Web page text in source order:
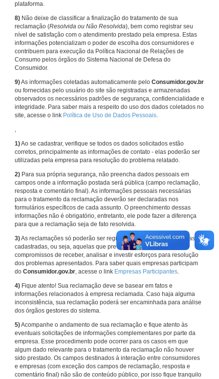
plataforma.
8) Não deixe de classificar a finalização do tratamento de sua
reclamação (Resolvida ou Não Resolvida), bem como registrar seu
nível de satisfação com o atendimento prestado pela empresa. Estas
informações potencializam o poder de escolha dos consumidores e
contribuem para execução da Política Nacional de Relações de
Consumo pelos órgãos do Sistema Nacional de Defesa do
Consumidor.
9)As informações coletadas automaticamente pelo Consumidor.gov.br
ou fornecidas pelo usuário do site são registradas e armazenadas
observados os necessários padrões de segurança, confidencialidade e
integridade. Para saber mais a respeito do uso dos dados coletados no
site, acesse o link Política de Uso de Dados Pessoais.
,
1)Ao se cadastrar, verifique se todos os dados solicitados estão
corretos, principalmente as informações de contato - elas poderão ser
utilizadas pela empresa para resolução do problema relatado.
2) Para sua própria segurança, não preencha dados pessoais em
campos onde a informação postada será pública (campo reclamação,
resposta e comentário final). As informações pessoais necessárias
para o tratamento da reclamação deverão ser declaradas nos
formulários específicos de cada assunto. O preenchimento dessas
informações não é obrigatório, entretanto, ele pode fazer a diferença
para que a reclamação seja de fato resolvida.
3)As reclamações só poderão ser registradas em face de empresas
cadastradas, ou seja, aquelas que previamente assumiram
compromissos de receber, analisar e investir esforços para resolução
dos problemas apresentados. Para saber quais empresas participam
do Consumidor.gov.br, acesse o link Empresas Participantes.
4) Fique atento! Sua reclamação deve se basear em fatos e
informações relacionados à empresa reclamada. Caso haja alguma
inconsistência, sua reclamação poderá ser encaminhada para análise
dos órgãos gestores do sistema.
5)Acompanhe o andamento de sua reclamação e fique atento às
eventuais solicitações de informações complementares por parte da
empresa. Esse procedimento pode ocorrer para os casos em que
algum dado relevante para o tratamento da reclamação não houver
sido prestado. Os campos destinados à interação entre consumidores
e empresas (com exceção dos campos de reclamação, resposta e
comentário final) não são de conteúdo público, por isso fique tranquilo